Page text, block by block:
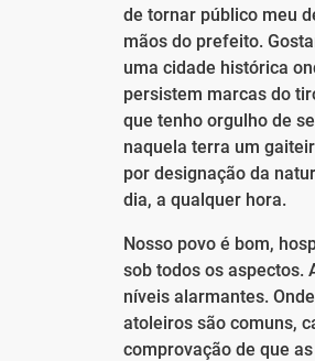
de tornar público meu
mãos do prefeito.
uma cidade histórica
persistem marcas do
que tenho orgulho de
naquela terra um
por designação da
dia, a qualquer hora.
Nosso povo é bom,
sob todos os aspectos.
níveis alarmantes.
atoleiros são comuns,
comprovação de que